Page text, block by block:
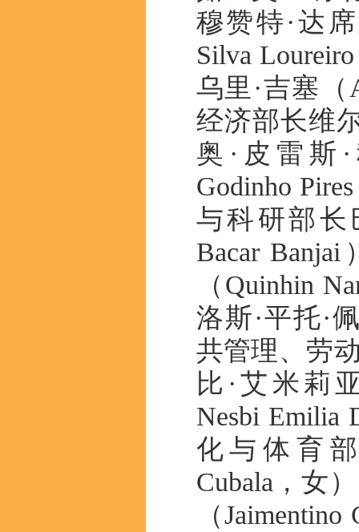
穆赞特·达
Silva
乌里·吉塞（
经济部长维
奥·皮雷斯·
Godinho
与科研部长
Bacar
（Quinhin
洛斯·平托·
共管理、劳
比·艾米莉
Nesbi Emilia
化与体育
Cubala，女
（